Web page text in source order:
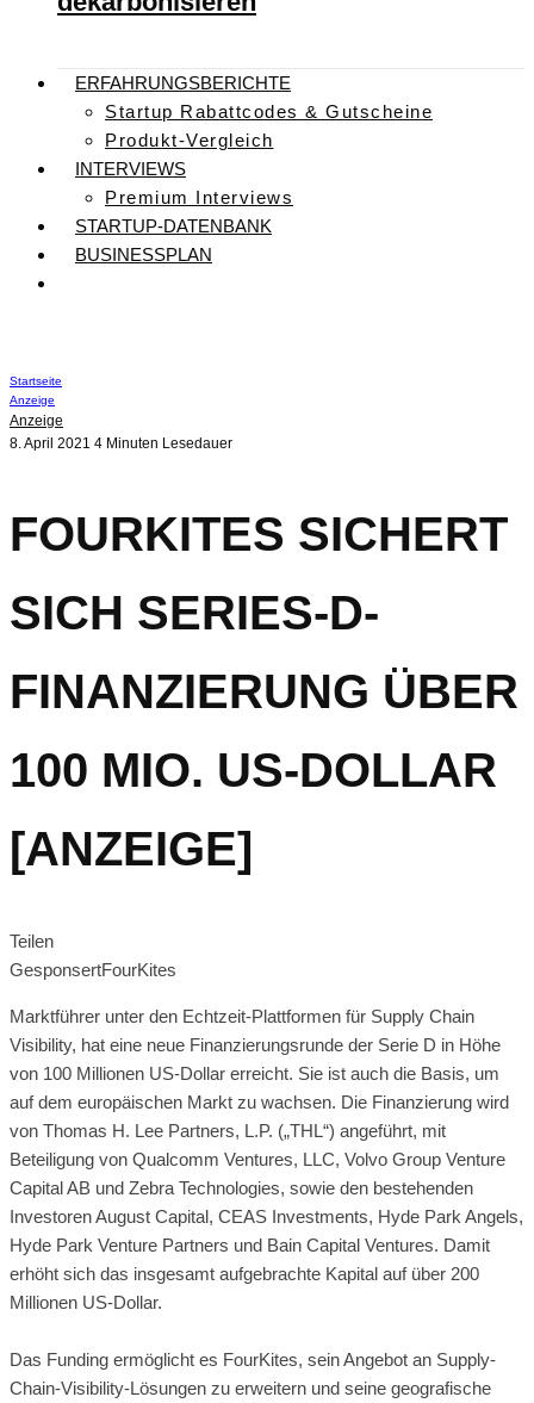
ERFAHRUNGSBERICHTE
Startup Rabattcodes & Gutscheine
Produkt-Vergleich
INTERVIEWS
Premium Interviews
STARTUP-DATENBANK
BUSINESSPLAN
Startseite
Anzeige
Anzeige
8. April 2021 4 Minuten Lesedauer
FOURKITES SICHERT
SICH SERIES-D-
FINANZIERUNG ÜBER
100 MIO. US-DOLLAR
[ANZEIGE]
Teilen
GesponsertFourKites
Marktführer unter den Echtzeit-Plattformen für Supply Chain
Visibility, hat eine neue Finanzierungsrunde der Serie D in Höhe
von 100 Millionen US-Dollar erreicht. Sie ist auch die Basis, um
auf dem europäischen Markt zu wachsen. Die Finanzierung wird
von Thomas H. Lee Partners, L.P. („THL“) angeführt, mit
Beteiligung von Qualcomm Ventures, LLC, Volvo Group Venture
Capital AB und Zebra Technologies, sowie den bestehenden
Investoren August Capital, CEAS Investments, Hyde Park Angels,
Hyde Park Venture Partners und Bain Capital Ventures. Damit
erhöht sich das insgesamt aufgebrachte Kapital auf über 200
Millionen US-Dollar.
Das Funding ermöglicht es FourKites, sein Angebot an Supply-
Chain-Visibility-Lösungen zu erweitern und seine geografische